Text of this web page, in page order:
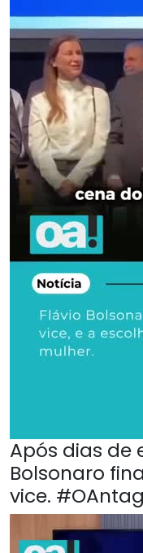
Após dias de
Bolsonaro
vice.